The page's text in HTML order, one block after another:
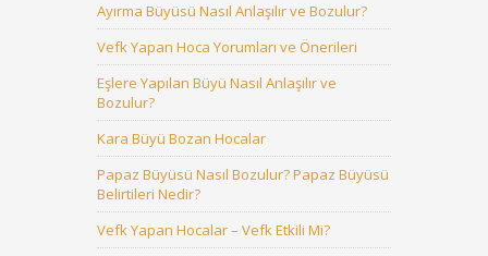
Ayırma Büyüsü Nasıl Anlaşılır ve Bozulur?
Vefk Yapan Hoca Yorumları ve Önerileri
Eşlere Yapılan Büyü Nasıl Anlaşılır ve
Bozulur?
Kara Büyü Bozan Hocalar
Papaz Büyüsü Nasıl Bozulur? Papaz Büyüsü
Belirtileri Nedir?
Vefk Yapan Hocalar – Vefk Etkili Mi?